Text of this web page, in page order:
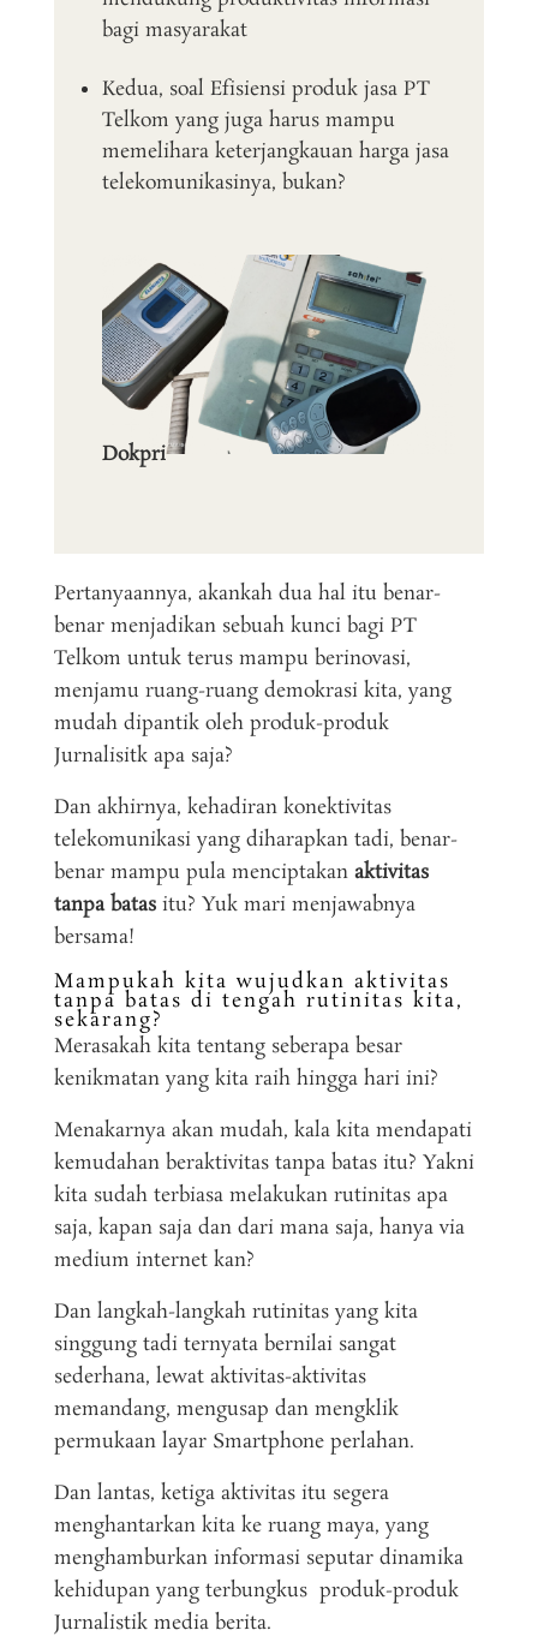
bagi masyarakat
Kedua, soal Efisiensi produk jasa PT
Telkom yang juga harus mampu
memelihara keterjangkauan harga jasa
telekomunikasinya, bukan?
Dokpri
Pertanyaannya, akankah dua hal itu benar-
benar menjadikan sebuah kunci bagi PT
Telkom untuk terus mampu berinovasi,
menjamu ruang-ruang demokrasi kita, yang
mudah dipantik oleh produk-produk
Jurnalisitk apa saja?
Dan akhirnya, kehadiran konektivitas
telekomunikasi yang diharapkan tadi, benar-
benar mampu pula menciptakan aktivitas
tanpa batasitu? Yuk mari menjawabnya
bersama!
Mampukah kita wujudkan aktivitas
tanpa batas di tengah rutinitas kita,
sekarang?
Merasakah kita tentang seberapa besar
kenikmatan yang kita raih hingga hari ini?
Menakarnya akan mudah, kala kita mendapati
kemudahan beraktivitas tanpa batas itu? Yakni
kita sudah terbiasa melakukan rutinitas apa
saja, kapan saja dan dari mana saja, hanya via
medium internet kan?
Dan langkah-langkah rutinitas yang kita
singgung tadi ternyata bernilai sangat
sederhana, lewat aktivitas-aktivitas
memandang, mengusap dan mengklik
permukaan layar Smartphone perlahan.
Dan lantas, ketiga aktivitas itu segera
menghantarkan kita ke ruang maya, yang
menghamburkan informasi seputar dinamika
kehidupan yang terbungkus produk-produk
Jurnalistik media berita.